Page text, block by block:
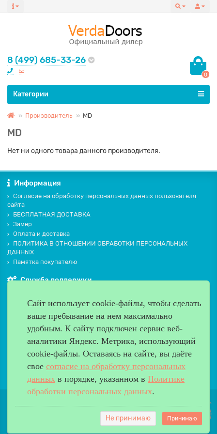
8 (499) 685-33-26
0
Все категории
Категории
Производитель MD
MD
Нет ни одного товара данного производителя.
Информация
Согласие на обработку персональных данных пользователя
сайта
БЕСПЛАТНАЯ ДОСТАВКА
Замер
Оплата и доставка
ПОЛИТИКА В ОТНОШЕНИИ ОБРАБОТКИ ПЕРСОНАЛЬНЫХ
ДАННЫХ
Памятка покупателю
Служба поддержки
Производители
Дополнительно
Наш адрес
Работаем с 9:00 до 20:00
8 (499) 685-33-26
Сайт использует cookie-файлы, чтобы сделать
ваше пребывание на нем максимально
удобным. К cайту подключен сервис веб-
аналитики Яндекс. Метрика, использующий
cookie-файлы. Оставаясь на сайте, вы даёте
свое согласие на обработку персональных
данных в порядке, указанном в Политике
обработки персональных данных.
Не принимаю Принимаю